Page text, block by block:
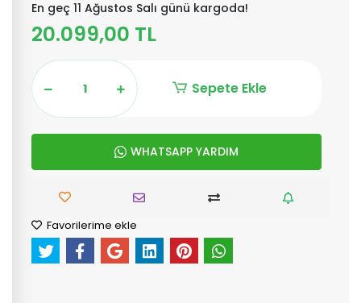
En geç 11 Ağustos Salı günü kargoda!
20.099,00 TL
Sepete Ekle
WHATSAPP YARDIM
Favorilerime ekle